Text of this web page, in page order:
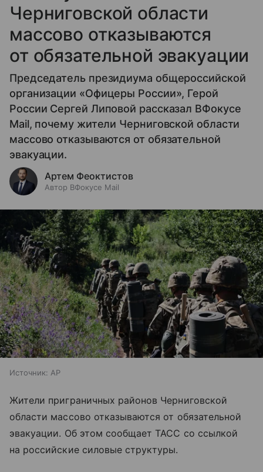
Черниговской области
массово отказываются
от обязательной эвакуации
Председатель президиума общероссийской
организации «Офицеры России», Герой
России Сергей Липовой рассказал ВФокусе
Mail, почему жители Черниговской области
массово отказываются от обязательной
эвакуации.
Артем Феоктистов
Автор ВФокусе Mail
Источник: AP
Жители приграничных районов Черниговской
области массово отказываются от обязательной
эвакуации. Об этом сообщает ТАСС со ссылкой
на российские силовые структуры.